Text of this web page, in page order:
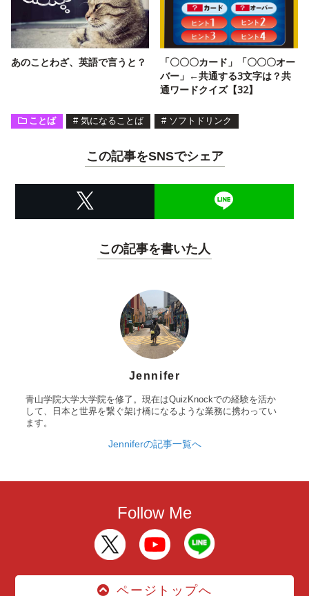
あのことわざ、英語で言うと？
「〇〇〇カード」「〇〇〇オー
バー」←共通する3文字は？共
通ワードクイズ【32】
ことば # 気になることば # ソフトドリンク
この記事をSNSでシェア
この記事を書いた人
Jennifer
青山学院大学大学院を修了。現在はQuizKnockでの経験を活か
して、日本と世界を繋ぐ架け橋になるような業務に携わってい
ます。
Jenniferの記事一覧へ
Follow Me
ページトップへ